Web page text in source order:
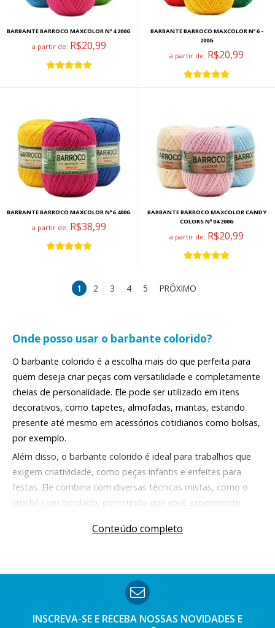
BARBANTE BARROCO MAXCOLOR Nº 4 200G
a partir de: R$20,99
BARBANTE BARROCO MAXCOLOR Nº 6 -
200G
a partir de: R$20,99
BARBANTE BARROCO MAXCOLOR Nº 6 400G
a partir de: R$38,99
BARBANTE BARROCO MAXCOLOR CANDY
COLORS Nº 04 200G
a partir de: R$20,99
1 2 3 4 5 PRÓXIMO
Onde posso usar o barbante colorido?
O barbante colorido é a escolha mais do que perfeita para
quem deseja criar peças com versatilidade e completamente
cheias de personalidade. Ele pode ser utilizado em itens
decorativos, como tapetes, almofadas, mantas, estando
presente até mesmo em acessórios cotidianos como bolsas,
por exemplo.
Além disso, o barbante colorido é ideal para trabalhos que
exigem criatividade, como peças infantis e enfeites para
festas. Ele combina com diversas técnicas mistas, como o
crochê com bordado, permitindo que você experimente
O barbante colorido é bastante utilizado principalmente para
se criar peças artesanais com funções decorativas e
funcionais. Com esse fio, é possível se produzir tapetes para
a sala ou banheiro, jogos de cozinha, caminhos de mesa e
Conteúdo completo
INSCREVA-SE E RECEBA NOSSAS NOVIDADES E